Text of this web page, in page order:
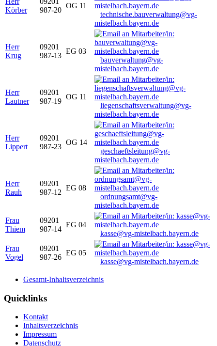
Körber
987-20
OG 11
technische.bauverwaltung@vg-
mistelbach.bayern.de
Herr
Krug
09201
987-13
EG 03
bauverwaltung@vg-
mistelbach.bayern.de
Herr
Lautner
09201
987-19
OG 11
liegenschaftsverwaltung@vg-
mistelbach.bayern.de
Herr
Lippert
09201
987-23
OG 14
geschaeftsleitung@vg-
mistelbach.bayern.de
Herr
Rauh
09201
987-12
EG 08
ordnungsamt@vg-
mistelbach.bayern.de
Frau
Thiem
09201
987-14
EG 04
kasse@vg-mistelbach.bayern.de
Frau
Vogel
09201
987-26
EG 05
kasse@vg-mistelbach.bayern.de
Gesamt-Inhaltsverzeichnis
Quicklinks
Kontakt
Inhaltsverzeichnis
Impressum
Datenschutz